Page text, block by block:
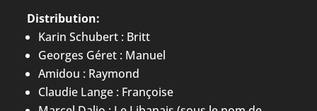
Distribution:
Karin Schubert : Britt
Georges Géret : Manuel
Amidou : Raymond
Claudie Lange : Françoise